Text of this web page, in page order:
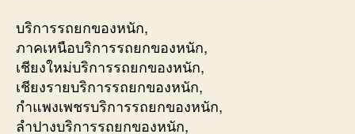
บริการรถยกของหนัก,
ภาคเหนือบริการรถยกของหนัก,
เชียงใหม่บริการรถยกของหนัก,
เชียงรายบริการรถยกของหนัก,
กำแพงเพชรบริการรถยกของหนัก,
ลำปางบริการรถยกของหนัก,